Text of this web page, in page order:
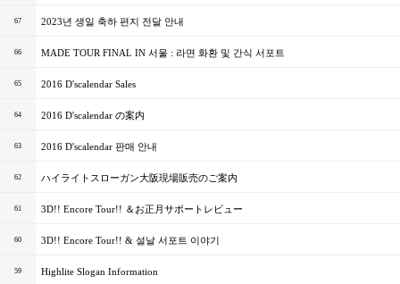
67 2023년 생일 축하 편지 전달 안내
66 MADE TOUR FINAL IN 서울 : 라면 화환 및 간식 서포트
65 2016 D'scalendar Sales
64 2016 D'scalendar の案内
63 2016 D'scalendar 판매 안내
62 ハイライトスローガン大阪現場販売のご案内
61 3D!! Encore Tour!! ＆お正月サポートレビュー
60 3D!! Encore Tour!! & 설날 서포트 이야기
59 Highlite Slogan Information